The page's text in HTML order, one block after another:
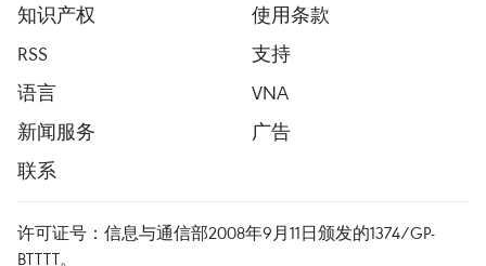
知识产权
使用条款
RSS
支持
语言
VNA
新闻服务
广告
联系
许可证号：信息与通信部2008年9月11日颁发的1374/GP-
BTTTT。